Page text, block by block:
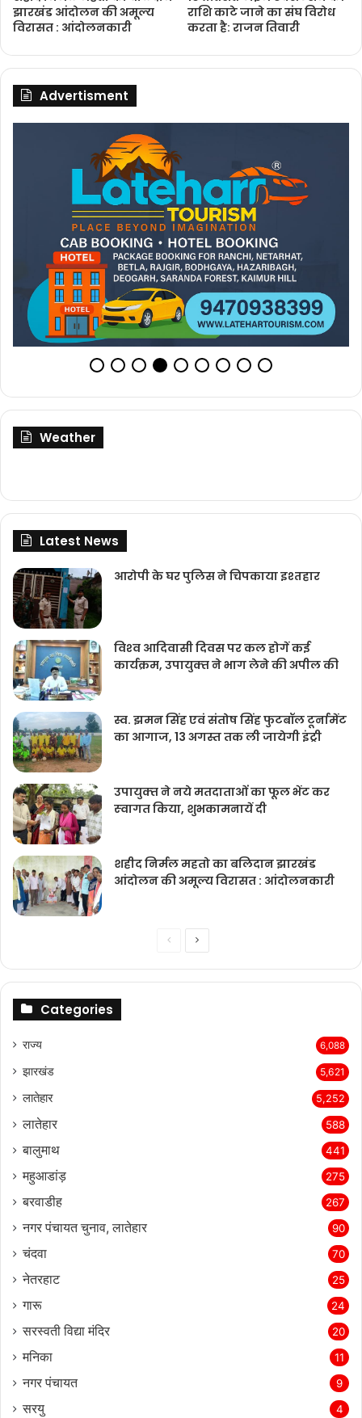
झारखंड आंदोलन की अमूल्य
विरासत : आंदोलनकारी
राशि काटे जाने का संघ विरोध
करता है: राजन तिवारी
Advertisment
Weather
Latest News
आरोपी के घर पुलिस ने चिपकाया इश्तहार
विश्‍व आदिवासी दिवस पर कल होगें कई
कार्यक्रम, उपायुक्‍त ने भाग लेने की अपील की
स्व. झमन सिंह एवं संतोष सिंह फुटबॉल टूर्नामेंट
का आगाज, 13 अगस्त तक ली जायेगी इंट्री
उपायुक्‍त ने नये मतदाताओंं का फूल भेंट कर
स्‍वागत किया, शुभकामनायें दी
शहीद निर्मल महतो का बलिदान झारखंड
आंदोलन की अमूल्य विरासत : आंदोलनकारी
PreviousNext
Categories
राज्‍य 6,088
झारखंड 5,621
लातेहार 5,252
लातेहार 588
बालुमाथ 441
महुआडांड़ 275
बरवाडीह 267
नगर पंचायत चुनाव, लातेहार 90
चंदवा 70
नेतरहाट 25
गारू 24
सरस्‍वती विद्या मंदिर 20
मनिका 11
नगर पंचायत 9
सरयु 4